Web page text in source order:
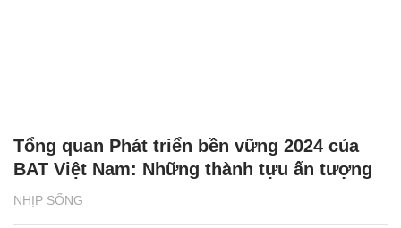
NHỊP SỐNG
Tổng quan Phát triển bền vững 2024 của
BAT Việt Nam: Những thành tựu ấn tượng